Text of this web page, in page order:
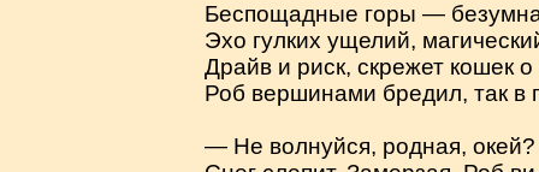
Беспощадные горы —
Эхо гулких ущелий,
Драйв и риск, скрежет кошек о
Роб вершинами бредил, так в
— Не волнуйся, родная,